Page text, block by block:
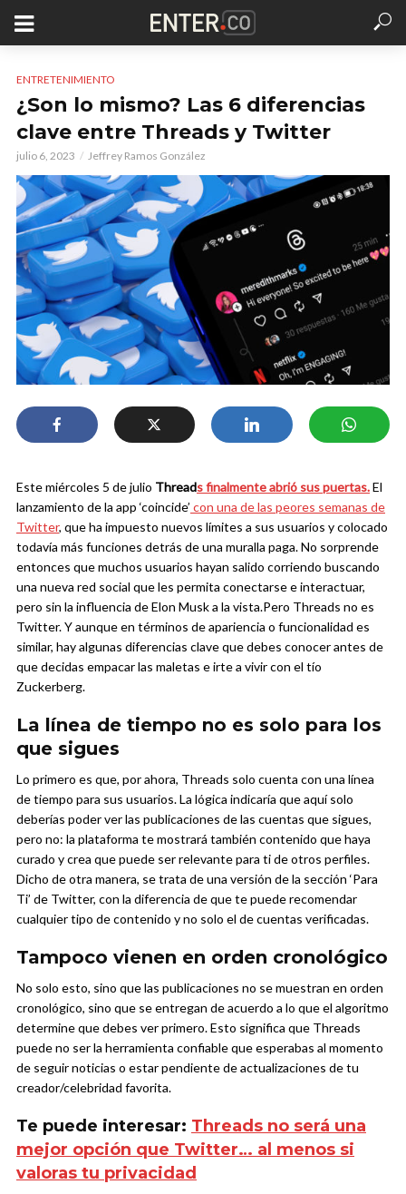
ENTRETENIMIENTO
¿Son lo mismo? Las 6 diferencias
clave entre Threads y Twitter
julio 6, 2023 Jeffrey Ramos González
Este miércoles 5 de julio Threads finalmente abrió sus puertas.El
lanzamiento de la app ‘coincide’ con una de las peores semanas de
Twitter, que ha impuesto nuevos límites a sus usuarios y colocado
todavía más funciones detrás de una muralla paga. No sorprende
entonces que muchos usuarios hayan salido corriendo buscando
una nueva red social que les permita conectarse e interactuar,
pero sin la influencia de Elon Musk a la vista.Pero Threads no es
Twitter. Y aunque en términos de apariencia o funcionalidad es
similar, hay algunas diferencias clave que debes conocer antes de
que decidas empacar las maletas e irte a vivir con el tío
Zuckerberg.
La línea de tiempo no es solo para los
que sigues
Lo primero es que, por ahora, Threads solo cuenta con una línea
de tiempo para sus usuarios. La lógica indicaría que aquí solo
deberías poder ver las publicaciones de las cuentas que sigues,
pero no: la plataforma te mostrará también contenido que haya
curado y crea que puede ser relevante para ti de otros perfiles.
Dicho de otra manera, se trata de una versión de la sección ‘Para
Ti’ de Twitter, con la diferencia de que te puede recomendar
cualquier tipo de contenido y no solo el de cuentas verificadas.
Tampoco vienen en orden cronológico
No solo esto, sino que las publicaciones no se muestran en orden
cronológico, sino que se entregan de acuerdo a lo que el algoritmo
determine que debes ver primero. Esto significa que Threads
puede no ser la herramienta confiable que esperabas al momento
de seguir noticias o estar pendiente de actualizaciones de tu
creador/celebridad favorita.
Te puede interesar: Threads no será una
mejor opción que Twitter… al menos si
valoras tu privacidad